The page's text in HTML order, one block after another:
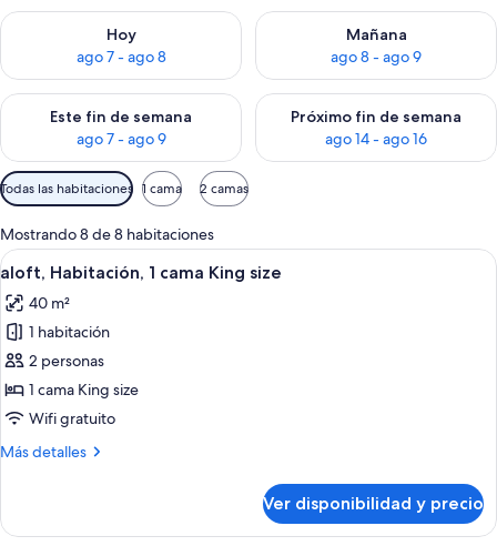
Hoy
ago 7 - ago 8
Consulta la disponibilidad para hoy ago 7 - ago 8
Mañana
ago 8 - ago 9
Consulta la disponibilidad
Este fin de semana
ago 7 - ago 9
Consulta la disponibilidad para este fin de semana ago 7 -
Próximo fin de semana
ago 14 - ago 16
Consulta la disponibilidad
Filtros
disponibles
para
las
habitaciones
Todas las habitaciones 1 cama 2 camas
Mostrando 8 de 8 habitaciones
Ver
todas
las
fotos
de
aloft,
Habitación,
cama
Habitación de hotel con una cama,
5
aloft, Habitación, 1 cama King size
40 m²
1 habitación
2 personas
1 cama King size
Wifi gratuito
Más detalles
Más
Habitación,
Ver disponibilidad y precio